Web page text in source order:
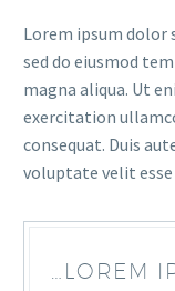
Lorem ipsum
sed do eiusmod
magna aliqua. Ut
exercitation
consequat. Duis
voluptate velit
…LOREM